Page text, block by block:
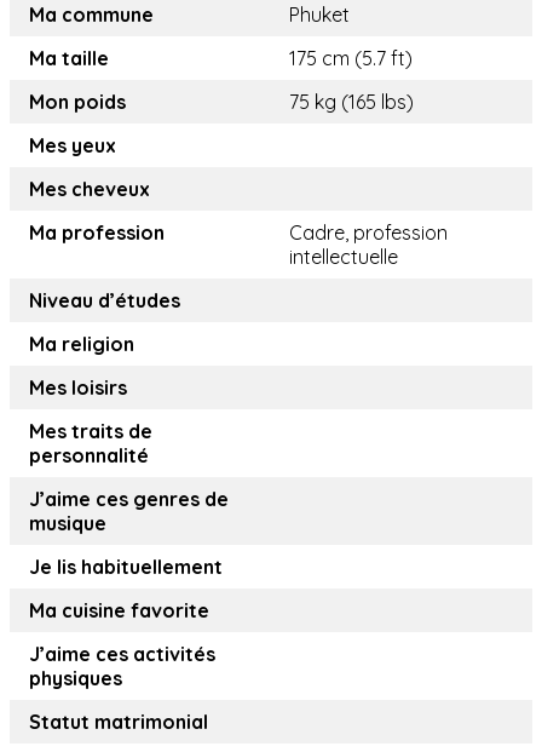
Ma commune
Phuket
Ma taille
175 cm (5.7 ft)
Mon poids
75 kg (165 lbs)
Mes yeux
Mes cheveux
Ma profession
Cadre, profession
intellectuelle
Niveau d’études
Ma religion
Mes loisirs
Mes traits de
personnalité
J’aime ces genres de
musique
Je lis habituellement
Ma cuisine favorite
J’aime ces activités
physiques
Statut matrimonial